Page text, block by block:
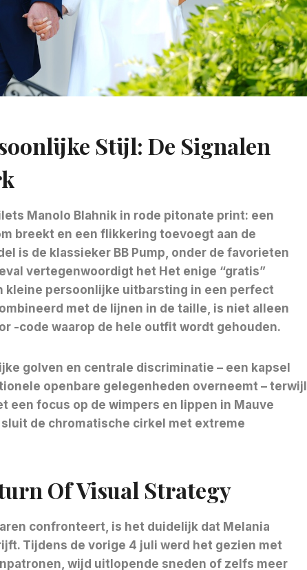
Stijl: De Signalen
Manolo Blahnik in rode pitonate print: een
breekt en een flikkering toevoegt aan de
is de klassieker BB Pump, onder de favorieten
vertegenwoordigt het Het enige “gratis”
kleine persoonlijke uitbarsting in een perfect
met de lijnen in de taille, is niet alleen
-code waarop de hele outfit wordt gehouden.
golven en centrale discriminatie – een kapsel
openbare gelegenheden overneemt – terwijl
een focus op de wimpers en lippen in Mauve
de chromatische cirkel met extreme
Of Visual Strategy
confronteert, is het duidelijk dat Melania
Tijdens de vorige 4 juli werd het gezien met
wijd uitlopende sneden of zelfs meer